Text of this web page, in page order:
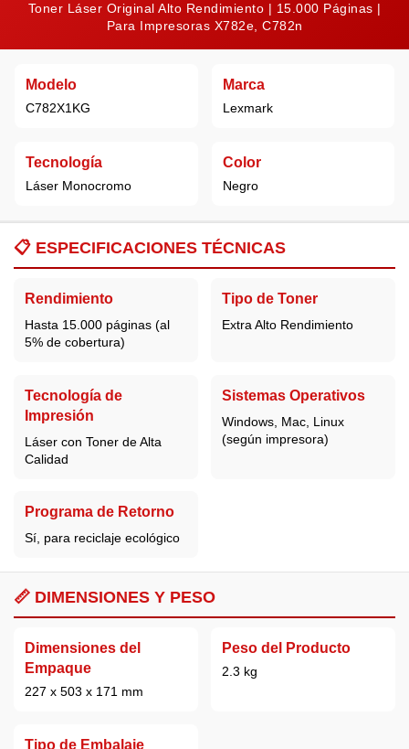
Toner Láser Original Alto Rendimiento | 15.000 Páginas |
Para Impresoras X782e, C782n
Modelo
C782X1KG
Marca
Lexmark
Tecnología
Láser Monocromo
Color
Negro
📋 ESPECIFICACIONES TÉCNICAS
Rendimiento
Hasta 15.000 páginas (al
5% de cobertura)
Tipo de Toner
Extra Alto Rendimiento
Tecnología de
Impresión
Láser con Toner de Alta
Calidad
Sistemas Operativos
Windows, Mac, Linux
(según impresora)
Programa de Retorno
Sí, para reciclaje ecológico
📏 DIMENSIONES Y PESO
Dimensiones del
Empaque
227 x 503 x 171 mm
Peso del Producto
2.3 kg
Tipo de Embalaje